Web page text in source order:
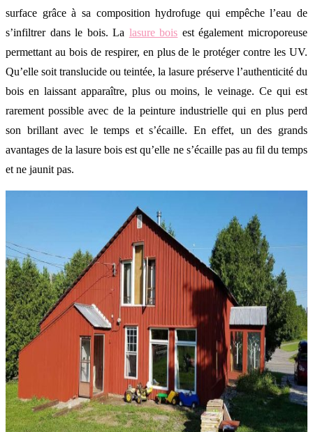
surface grâce à sa composition hydrofuge qui empêche l’eau de
s’infiltrer dans le bois. La lasure bois est également microporeuse
permettant au bois de respirer, en plus de le protéger contre les UV.
Qu’elle soit translucide ou teintée, la lasure préserve l’authenticité du
bois en laissant apparaître, plus ou moins, le veinage. Ce qui est
rarement possible avec de la peinture industrielle qui en plus perd
son brillant avec le temps et s’écaille. En effet, un des grands
avantages de la lasure bois est qu’elle ne s’écaille pas au fil du temps
et ne jaunit pas.